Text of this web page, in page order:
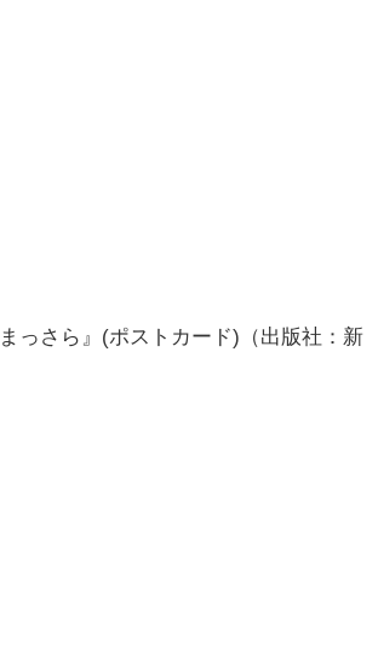
っさら』(ポストカード)（出版社：新